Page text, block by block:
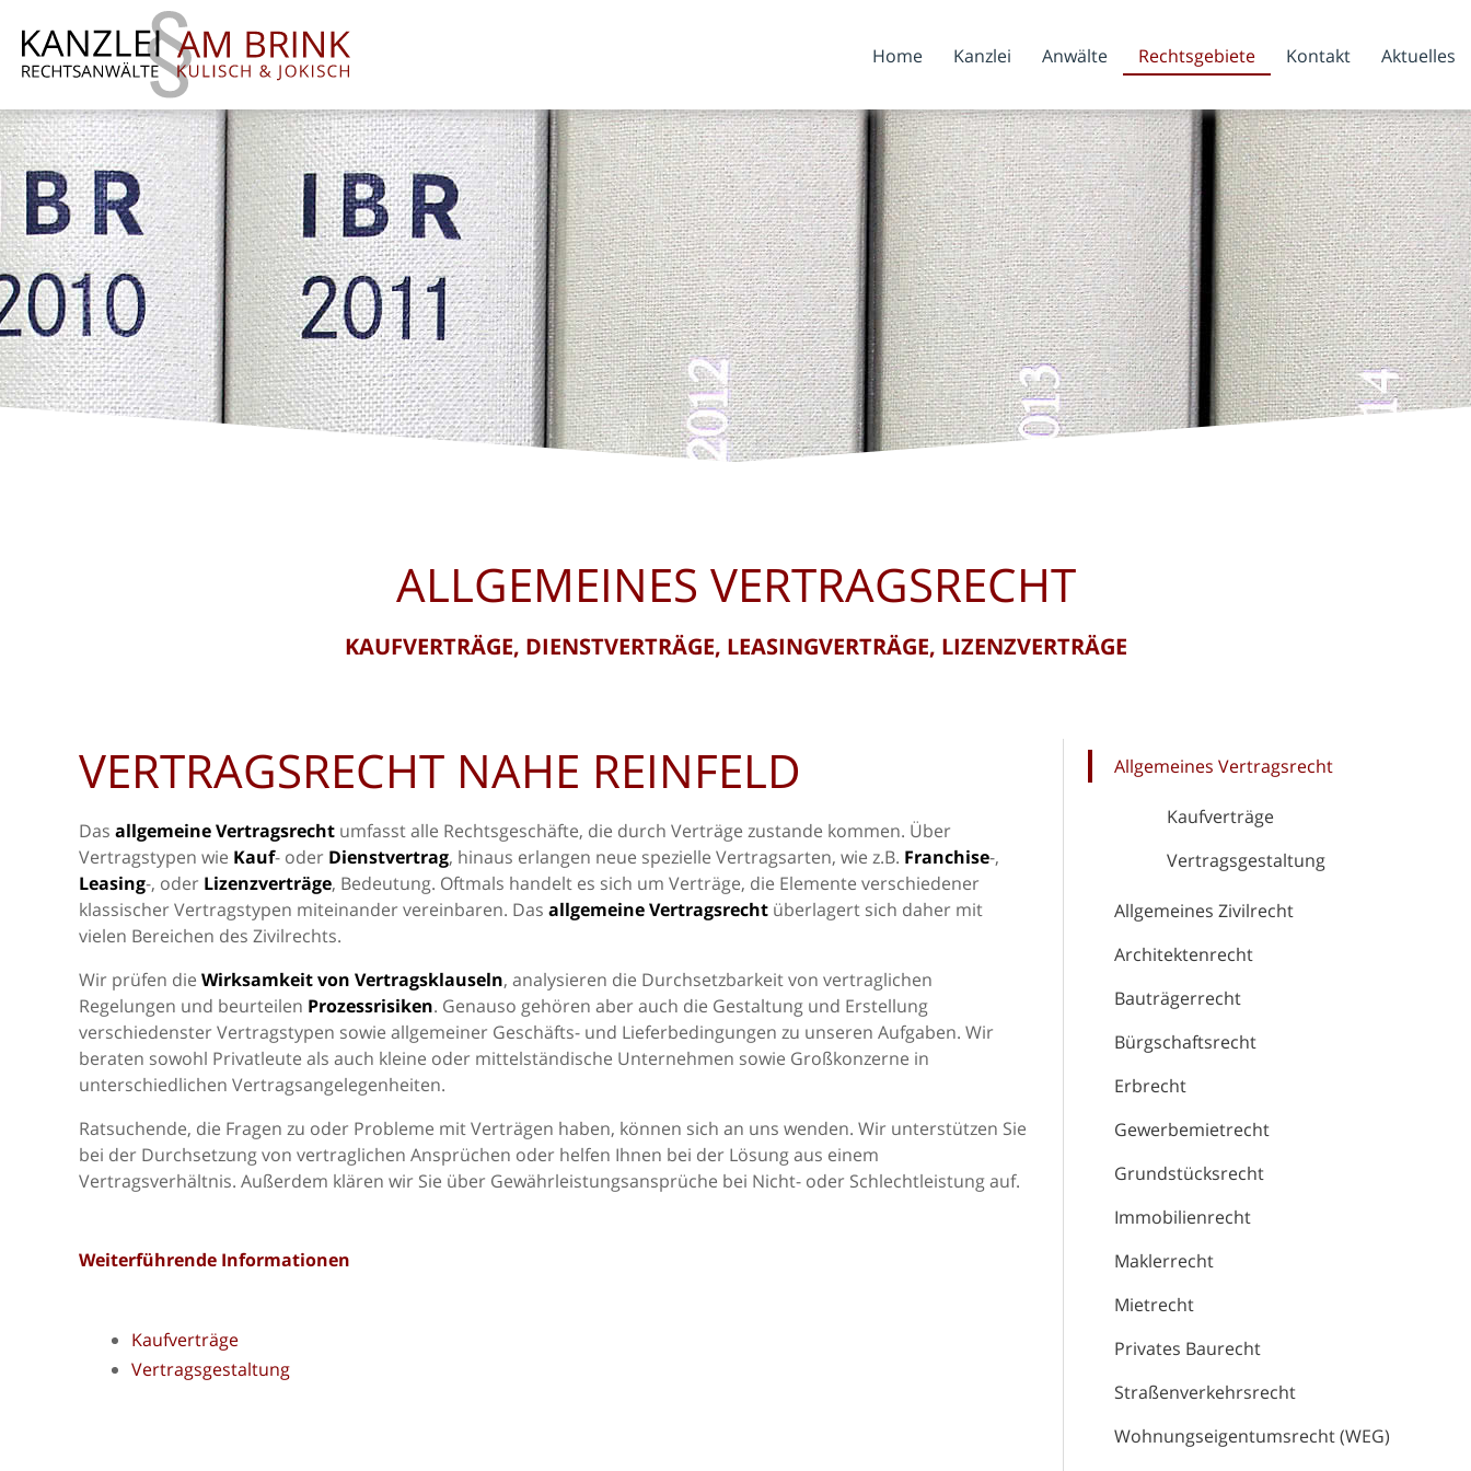
Home Kanzlei Anwälte Rechtsgebiete Kontakt Aktuelles
ALLGEMEINES VERTRAGSRECHT
KAUFVERTRÄGE, DIENSTVERTRÄGE, LEASINGVERTRÄGE, LIZENZVERTRÄGE
Allgemeines Vertragsrecht
Kaufverträge
Vertragsgestaltung
Allgemeines Zivilrecht
Architektenrecht
Bauträgerrecht
Bürgschaftsrecht
Erbrecht
Gewerbemietrecht
Grundstücksrecht
Immobilienrecht
Maklerrecht
Mietrecht
Privates Baurecht
Straßenverkehrsrecht
Wohnungseigentumsrecht (WEG)
VERTRAGSRECHT NAHE REINFELD
Das allgemeine Vertragsrecht umfasst alle Rechtsgeschäfte, die durch Verträge zustande kommen. Über
Vertragstypen wie Kauf- oder Dienstvertrag, hinaus erlangen neue spezielle Vertragsarten, wie z.B. Franchise-,
Leasing-, oder Lizenzverträge, Bedeutung. Oftmals handelt es sich um Verträge, die Elemente verschiedener
klassischer Vertragstypen miteinander vereinbaren. Das allgemeine Vertragsrecht überlagert sich daher mit
vielen Bereichen des Zivilrechts.
Wir prüfen die Wirksamkeit von Vertragsklauseln, analysieren die Durchsetzbarkeit von vertraglichen
Regelungen und beurteilen Prozessrisiken. Genauso gehören aber auch die Gestaltung und Erstellung
verschiedenster Vertragstypen sowie allgemeiner Geschäfts- und Lieferbedingungen zu unseren Aufgaben. Wir
beraten sowohl Privatleute als auch kleine oder mittelständische Unternehmen sowie Großkonzerne in
unterschiedlichen Vertragsangelegenheiten.
Ratsuchende, die Fragen zu oder Probleme mit Verträgen haben, können sich an uns wenden. Wir unterstützen Sie
bei der Durchsetzung von vertraglichen Ansprüchen oder helfen Ihnen bei der Lösung aus einem
Vertragsverhältnis. Außerdem klären wir Sie über Gewährleistungsansprüche bei Nicht- oder Schlechtleistung auf.
Weiterführende Informationen
Kaufverträge
Vertragsgestaltung